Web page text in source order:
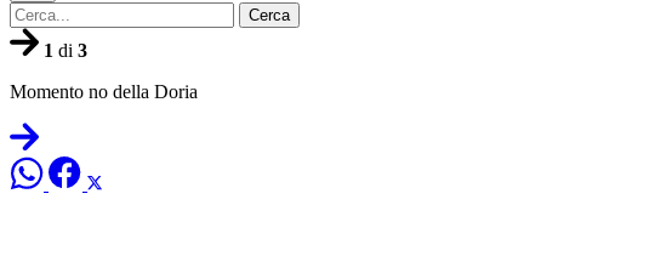
Cerca
1 di 3
Momento no della Doria